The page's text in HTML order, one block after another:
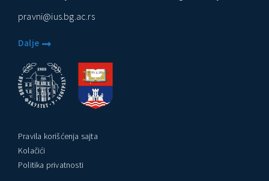
pravni@ius.bg.ac.rs
Dalje
Pravila korišćenja sajta
Kolačići
Politika privatnosti